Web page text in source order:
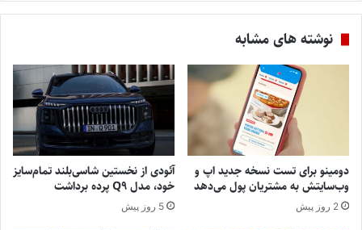
نوشته های مشابه
دومینو برای تست نسخه جدید اپ و
وب‌سایتش به مشتریان پول می‌دهد
2 روز پیش
آئودی از نخستین شاسی‌بلند تمام‌سایز
خود، مدل Q9 پرده برداشت
5 روز پیش